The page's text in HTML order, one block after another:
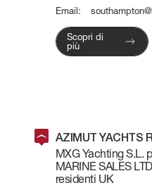
Email:
Scopri di
più
AZIMUT YACHTS
MXG Yachting S.L.
MARINE SALES
residenti UK